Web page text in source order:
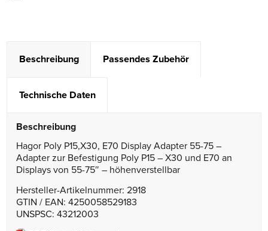
Beschreibung Passendes Zubehör
Technische Daten
Beschreibung
Hagor Poly P15,X30, E70 Display Adapter 55-75 –
Adapter zur Befestigung Poly P15 – X30 und E70 an
Displays von 55-75″ – höhenverstellbar
Hersteller-Artikelnummer: 2918
GTIN / EAN: 4250058529183
UNSPSC: 43212003